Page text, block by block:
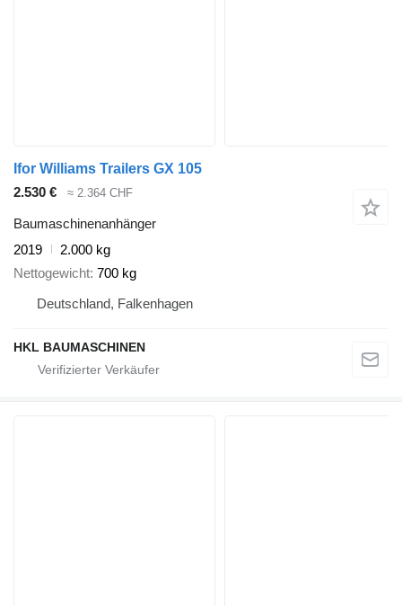
Ifor Williams Trailers GX 105
2.530 €
≈ 2.364 CHF
Baumaschinenanhänger
2019
2.000 kg
Nettogewicht 700 kg
Deutschland, Falkenhagen
HKL BAUMASCHINEN